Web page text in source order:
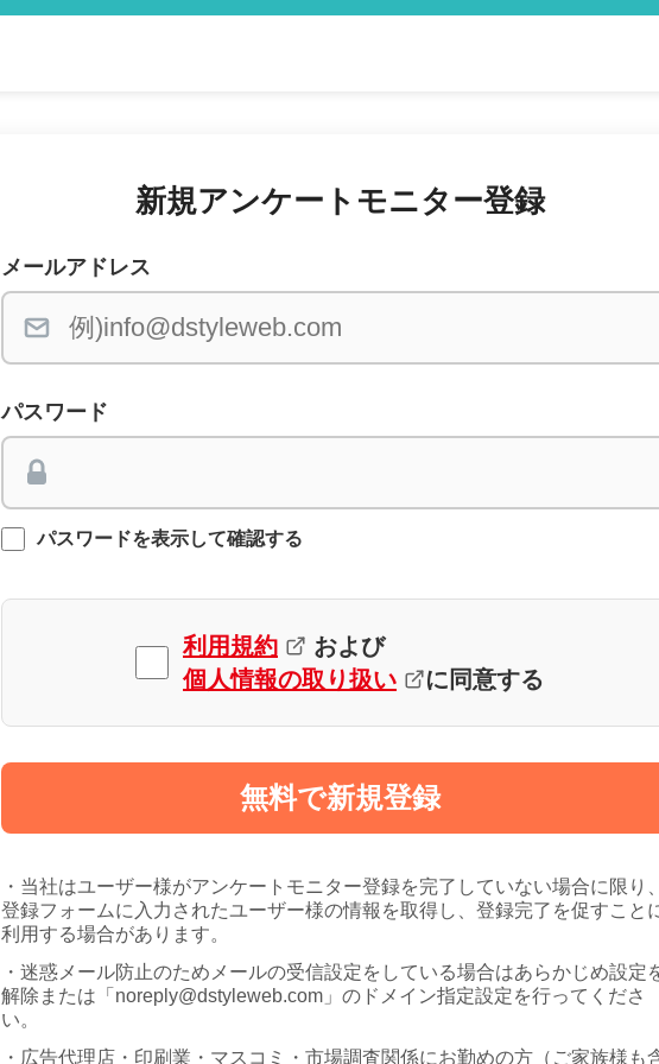
新規アンケートモニター登録
メールアドレス
パスワード
パスワードを表示して確認する
利用規約
および
個人情報の取り扱い
に同意する
無料で新規登録
・当社はユーザー様がアンケートモニター登録を完了していない場合に限り、
登録フォームに入力されたユーザー様の情報を取得し、登録完了を促すこと
利用する場合があります。
・迷惑メール防止のためメールの受信設定をしている場合はあらかじめ設定
解除または「noreply@dstyleweb.com」のドメイン指定設定を行ってくださ
い。
・広告代理店・印刷業・マスコミ・市場調査関係にお勤めの方（ご家族様も